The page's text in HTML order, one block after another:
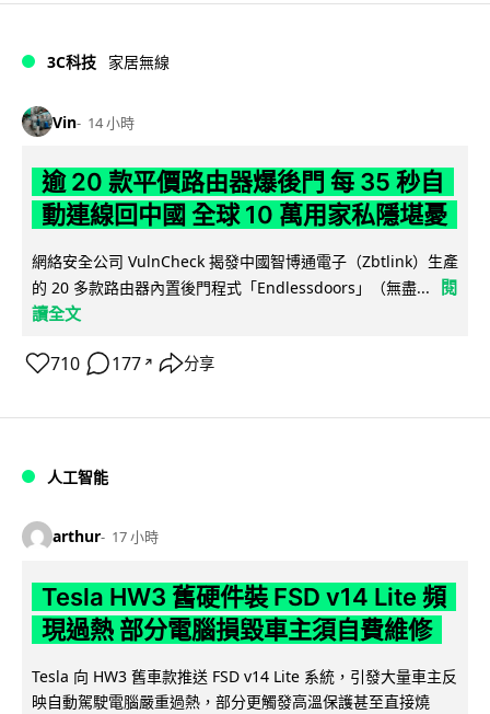
3C科技 家居無線
Vin 14 小時
逾 20 款平價路由器爆後門 每 35 秒自
動連線回中國 全球 10 萬用家私隱堪憂
網絡安全公司 VulnCheck 揭發中國智博通電子（Zbtlink）生產
的 20 多款路由器內置後門程式「Endlessdoors」（無盡...
閱
讀全文
710 177 ↗ 分享
人工智能
arthur 17 小時
Tesla HW3 舊硬件裝 FSD v14 Lite 頻
現過熱 部分電腦損毀車主須自費維修
Tesla 向 HW3 舊車款推送 FSD v14 Lite 系統，引發大量車主反
映自動駕駛電腦嚴重過熱，部分更觸發高溫保護甚至直接燒